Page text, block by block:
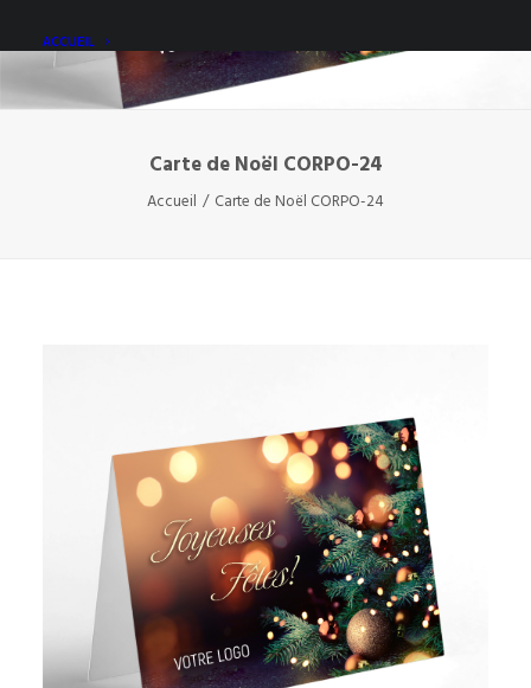
ACCUEIL
Carte de Noël CORPO-24
Accueil Carte de Noël CORPO-24